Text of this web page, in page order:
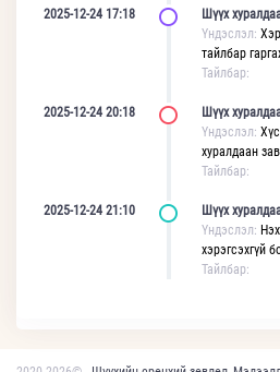
2025-12-24 17:18
Шүүх
Үндэслэл:
тайлбар
Тайлбар:
2025-12-24 20:18
Шүүх
Үндэслэл:
хуралдаан
Тайлбар:
2025-12-24 21:10
Шүүх
Үндэслэл:
хэрэгсэхгүй
Тайлбар: